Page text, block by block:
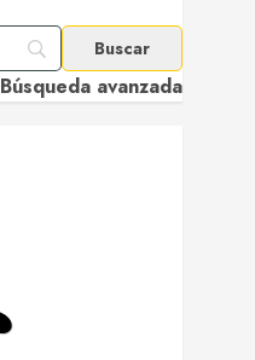
Búsqueda avanzada